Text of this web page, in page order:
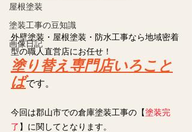
屋根塗装
塗装工事の豆知識
画像日記
外壁塗装・屋根塗装・防水工事なら地域密着
型の職人直営店にお任せ！
塗り替え専門店いろこと
ばです。
今回は郡山市での倉庫塗装工事の【塗装完
了 】に関してとなります。